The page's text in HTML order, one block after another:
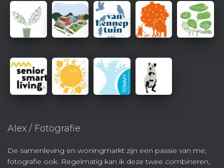
Alex / Fotografie
De samenleving en woningmarkt zijn een passie van me;
fotografie ook. Regelmatig kan ik deze twee combineren,